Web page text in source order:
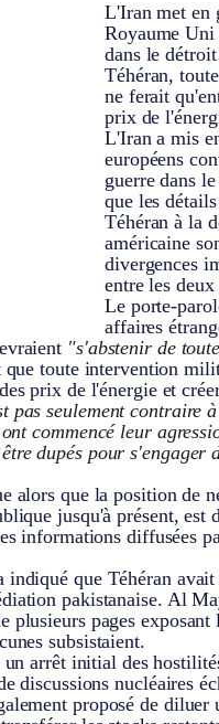
L'Iran met en
Royaume
dans le
Téhéran,
ne ferait
prix de
L'Iran a mis
européens
guerre dans
que les
Téhéran à la
américaine
divergences
entre les
Le porte-
affaires
"s'abstenir de
que toute intervention
prix de l'énergie et
pas seulement contraire
commencé leur
dupés pour s'engager
alors que la position de
jusqu'à présent, est
informations diffusées
que Téhéran avait
pakistanaise. Al
plusieurs pages
subsistaient.
arrêt initial des
discussions nucléaires
proposé de diluer